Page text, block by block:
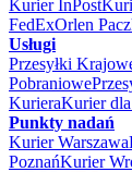
Kurier InPost
FedExOrlen
Usługi
Przesyłki
Pobraniowe
KurieraKurier
Punkty nadań
Kurier Warszawa
PoznańKurier